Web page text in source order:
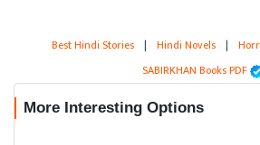
Best Hindi Stories | Hindi Novels |
SABIRKHAN Books PDF
More Interesting Options